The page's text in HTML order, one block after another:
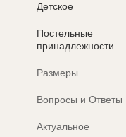
Детское
Постельные
принадлежности
Размеры
Вопросы и Ответы
Актуальное